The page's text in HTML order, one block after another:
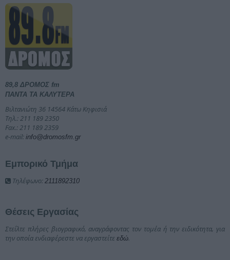
89,8 ΔΡΟΜΟΣ fm
ΠΑΝΤΑ ΤΑ ΚΑΛΥΤΕΡΑ
Βιλτανιώτη 36 14564 Κάτω Κηφισιά
Τηλ.: 211 189 2350
Fax.: 211 189 2359
e-mail: info@dromosfm.gr
Εμπορικό Τμήμα
Τηλέφωνο: 2111892310
Θέσεις Εργασίας
Στείλτε πλήρες βιογραφικό, αναγράφοντας τον τομέα ή την ειδικότητα, για
την οποία ενδιαφέρεστε να εργαστείτε εδώ.